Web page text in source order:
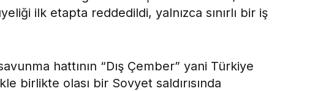
ilk etapta reddedildi, yalnızca sınırlı bir iş
hattının “Dış Çember” yani Türkiye
birlikte olası bir Sovyet saldırısında